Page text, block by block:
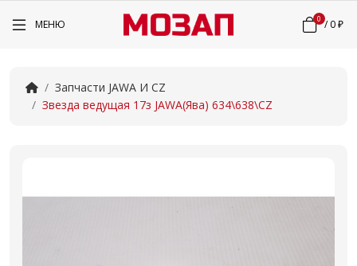
МЕНЮ 0 /0 ₽
Запчасти JAWA И CZ
Звезда ведущая 17з JAWA(Ява) 634\638\CZ